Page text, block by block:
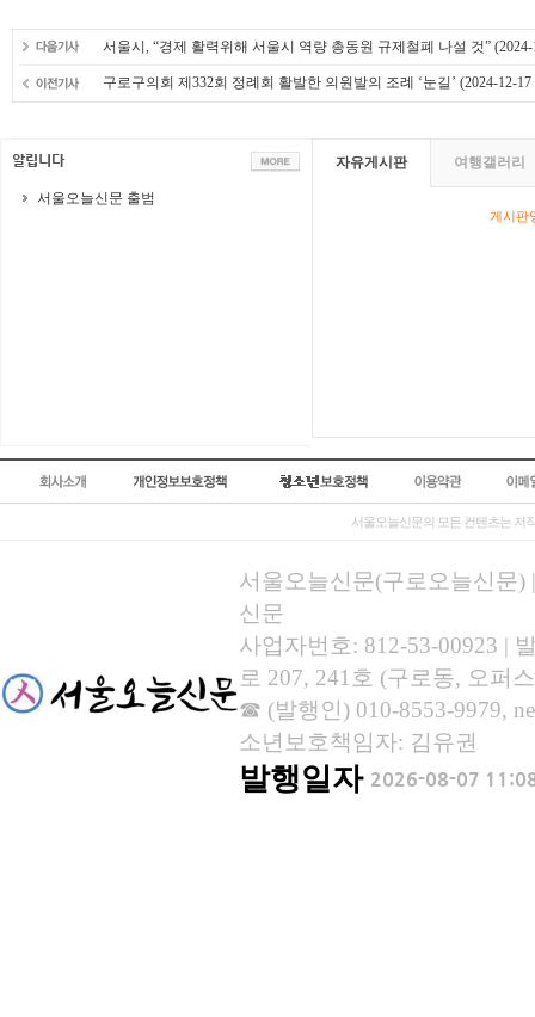
서울시, “경제 활력위해 서울시 역량 총동원 규제철폐 나설 것”
구로구의회 제332회 정례회 활발한 의원발의 조례 ‘눈길’ (2024-12-17
서울오늘신문 출범
자유게시판 여행갤러리
게시판
서울오늘신문의 모든 컨텐츠는 저
서울오늘신문(구로오늘신문)
신문
사업자번호: 812-53-00923 |
로 207, 241호 (구로동, 오퍼
☎ (발행인) 010-8553-9979,
소년보호책임자: 김유권
발행일자